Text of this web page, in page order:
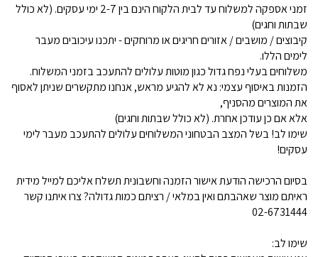
זמני אספקה למשלוח עד לבית הלקוח הינם בין 2-7 ימי עסקים. (לא כולל
שבתות וחגים)
קיבוצים / מושבים / אזורים חריגים או מרוחקים - יתכנו עיכובים מעבר
לימים הללו.
משלוחים בעלי נפח גדול כגון מוטות עלולים להתעכב בזמני המשלוח.
הזמנות באיסוף עצמי: נא לא להגיע מראש, אנחנו מתקשרים שניתן לאסוף
את המוצרים מהסניף,
אלא אם כן עודכן אחרת. (לא כולל שבתות וחגים)
שימו לב! בשל המצב הבטחוני המשלוחים עלולים להתעכב מעבר לימי
עסקים!
בסיום הרכישה הודעת אישור הזמנה וחשבונית תשלח אליכם למייל מידית
ראיתם מוצר שאהבתם ואין במלאי / רציתם כמות גדולה? צרו איתנו קשר
02-6731444
שימו לב: